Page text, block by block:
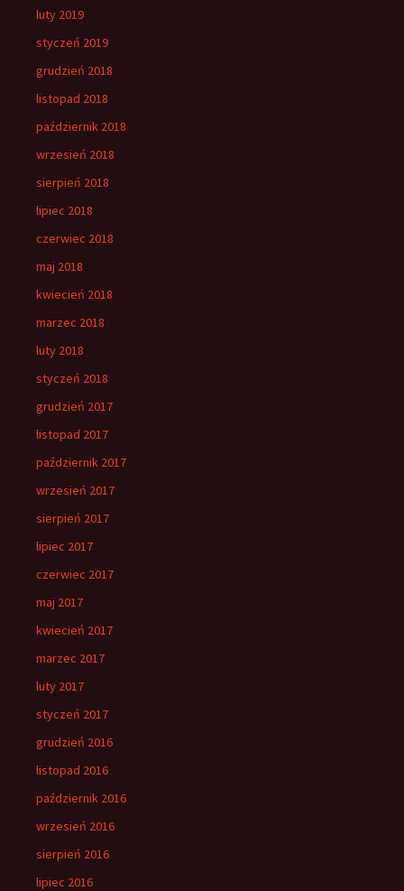
luty 2019
styczeń 2019
grudzień 2018
listopad 2018
październik 2018
wrzesień 2018
sierpień 2018
lipiec 2018
czerwiec 2018
maj 2018
kwiecień 2018
marzec 2018
luty 2018
styczeń 2018
grudzień 2017
listopad 2017
październik 2017
wrzesień 2017
sierpień 2017
lipiec 2017
czerwiec 2017
maj 2017
kwiecień 2017
marzec 2017
luty 2017
styczeń 2017
grudzień 2016
listopad 2016
październik 2016
wrzesień 2016
sierpień 2016
lipiec 2016